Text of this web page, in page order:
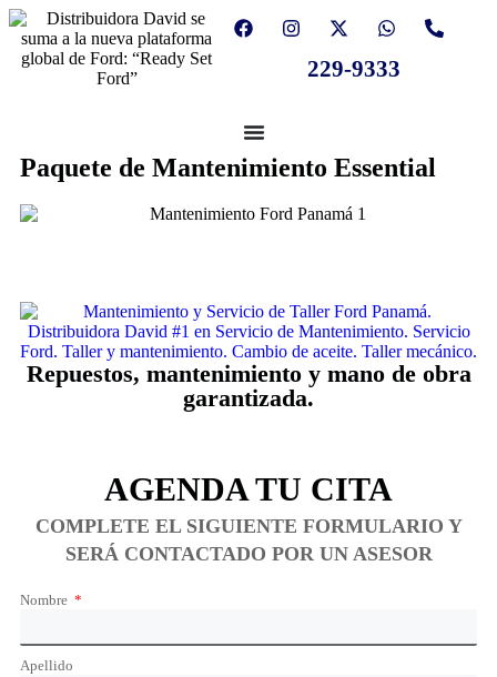
229-9333
Paquete de Mantenimiento Essential
Repuestos, mantenimiento y mano de obra
garantizada.
AGENDA TU CITA
COMPLETE EL SIGUIENTE FORMULARIO Y
SERÁ CONTACTADO POR UN ASESOR
Nombre
Apellido